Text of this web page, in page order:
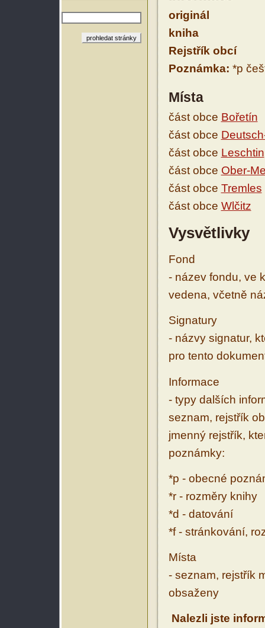
originál
kniha
Rejstřík obcí
Poznámka: *p
Místa
část obce Bořetín
část obce
část obce Leschtin
část obce Ober-
část obce Tremles
část obce Wlčitz
Vysvětlivky
Fond
- název fondu, ve
vedena, včetně
Signatury
- názvy signatur,
pro tento
Informace
- typy dalších
seznam, rejstřík
jmenný rejstřík,
poznámky:
*p - obecné
*r - rozměry knihy
*d - datování
*f - stránkování,
Místa
- seznam, rejstřík
obsaženy
Nalezli jste